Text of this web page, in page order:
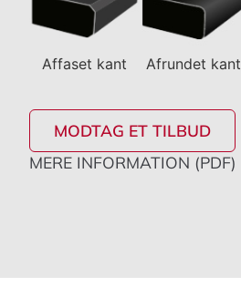
Affaset kant Afrundet kant
MODTAG ET TILBUD
MERE INFORMATION (PDF)